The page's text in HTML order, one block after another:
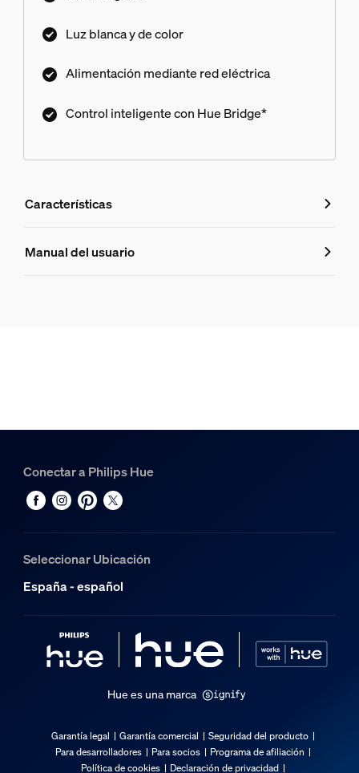
Luz blanca y de color
Alimentación mediante red eléctrica
Control inteligente con Hue Bridge*
Características
Características
Material
Duración
Características/accesorios
Regulable con aplicación Hue e interruptor
LED integrado
Índice de reproducción cromática (IRC)
Manual del usuario
Conectar a Philips Hue
Seleccionar Ubicación
España - español
Hue es una marca
Garantía legal Garantía comercial
Seguridad del producto
Para desarrolladores
Para socios
Programa de afiliación
Política de cookies
Declaración de privacidad